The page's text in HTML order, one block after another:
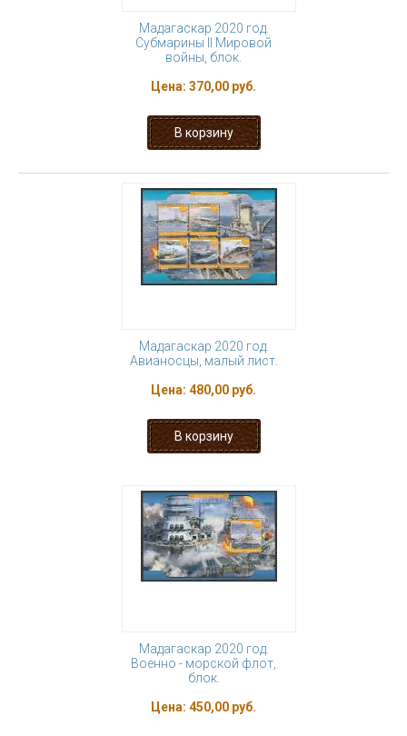
Мадагаскар 2020 год.
Субмарины II Мировой
войны, блок.
Цена: 370,00 руб.
Мадагаскар 2020 год.
Авианосцы, малый лист.
Цена: 480,00 руб.
Мадагаскар 2020 год.
Военно - морской флот,
блок.
Цена: 450,00 руб.